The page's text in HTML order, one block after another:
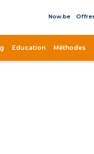
Now.be
Education Méthodes